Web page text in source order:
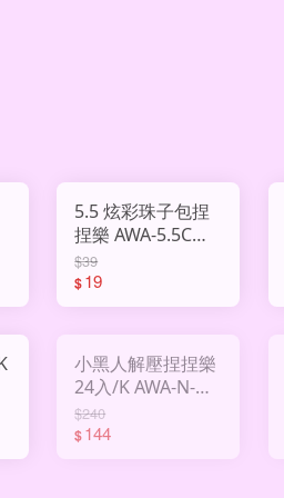
5.5 炫彩珠子包捏
捏樂 AWA-5.5CM-
A
$39
$19
小黑人解壓捏捏樂
24入/K AWA-N-
QY-989
$240
$144